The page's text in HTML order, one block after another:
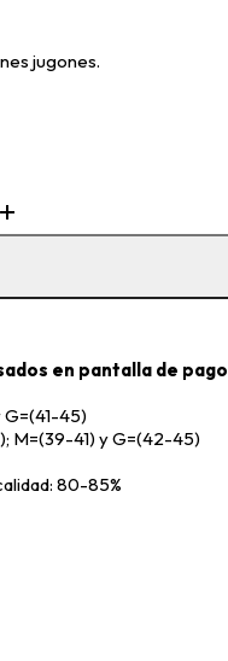
jugones.
en pantalla de pago
G=(41-45)
M=(39-41) y G=(42-45)
80-85%